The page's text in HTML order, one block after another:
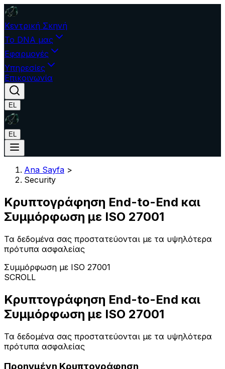
Κεντρική Σκηνή
Το DNA μας
Εφαρμογές
Υπηρεσίες
Επικοινωνία
EL
EL
Ana Sayfa >
Security
Κρυπτογράφηση End-to-End και
Συμμόρφωση με ISO 27001
Τα δεδομένα σας προστατεύονται με τα υψηλότερα
πρότυπα ασφαλείας
Συμμόρφωση με ISO 27001
SCROLL
Κρυπτογράφηση End-to-End και
Συμμόρφωση με ISO 27001
Τα δεδομένα σας προστατεύονται με τα υψηλότερα
πρότυπα ασφαλείας
Προηγμένη Κρυπτογράφηση